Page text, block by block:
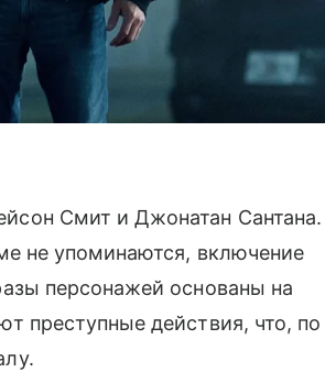
Смит и Джонатан Сантана.
не упоминаются, включение
персонажей основаны на
преступные действия, что, по